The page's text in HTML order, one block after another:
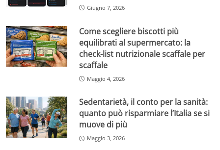
Giugno 7, 2026
Come scegliere biscotti più
equilibrati al supermercato: la
check-list nutrizionale scaffale per
scaffale
Maggio 4, 2026
Sedentarietà, il conto per la sanità:
quanto può risparmiare l’Italia se si
muove di più
Maggio 3, 2026